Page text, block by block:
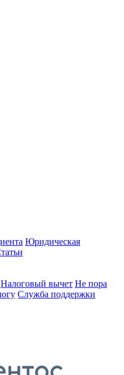
Юридическая
Налоговый вычет Не пора
Служба поддержки